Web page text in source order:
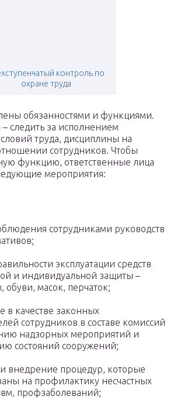
контроль по
охране труда
обязанностями и функциями.
– следить за исполнением
труда, дисциплины на
сотрудников. Чтобы
функцию, ответственные лица
мероприятия:
сотрудниками руководств
эксплуатации средств
и индивидуальной защиты –
обуви, масок, перчаток;
в качестве законных
сотрудников в составе комиссий
надзорных мероприятий и
состояний сооружений;
и внедрение процедур, которые
на профилактику несчастных
профзаболеваний;